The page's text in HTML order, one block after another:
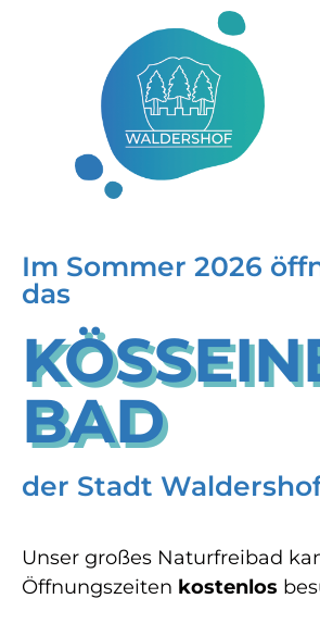
Im Sommer 2026
das
BAD
der Stadt
Unser großes Naturfreibad
Öffnungszeiten kostenlos